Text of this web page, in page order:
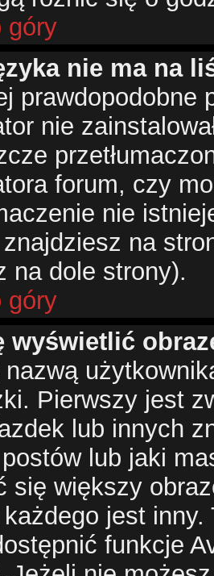
góry
nie ma na
prawdopodobne
nie
forum, czy
nie
na
na dole strony).
góry
wyświetlić
nazwą
Pierwszy jest
lub innych
postów lub jaki
się większy
każdego jest
funkcje